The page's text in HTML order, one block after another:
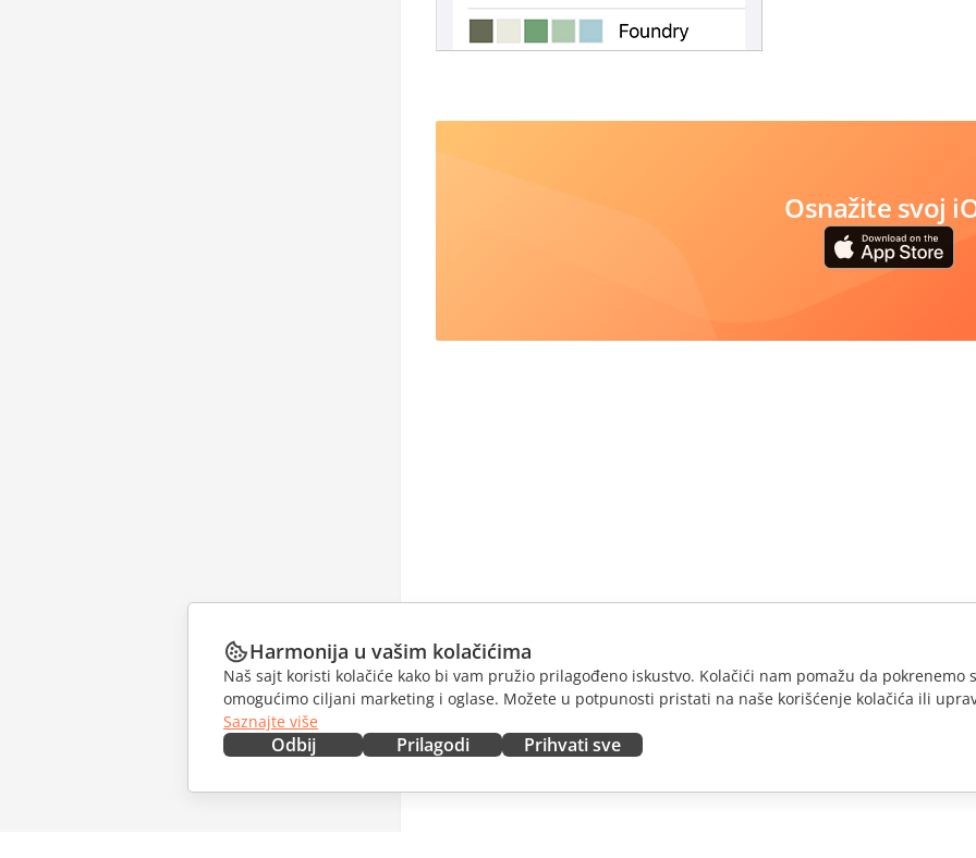
Osnažite svoj
Harmonija u vašim kolačićima
Naš sajt koristi kolačiće kako bi vam pružio prilagođeno iskustvo. Kolačići nam pomažu da pokrenemo
omogućimo ciljani marketing i oglase. Možete u potpunosti pristati na naše korišćenje kolačića ili
Saznajte više
Odbij Prilagodi Prihvati sve